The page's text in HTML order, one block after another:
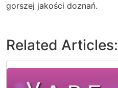
gorszej jakości doznań.
Related Articles: